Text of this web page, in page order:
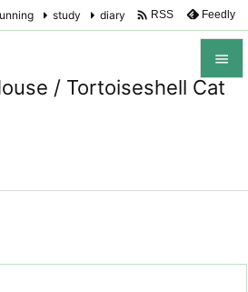
/ Tortoiseshell Cat



study diary  RSS Feedly